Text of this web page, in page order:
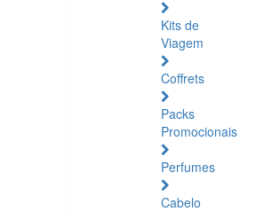
Kits de
Viagem
Coffrets
Packs
Promocionais
Perfumes
Cabelo